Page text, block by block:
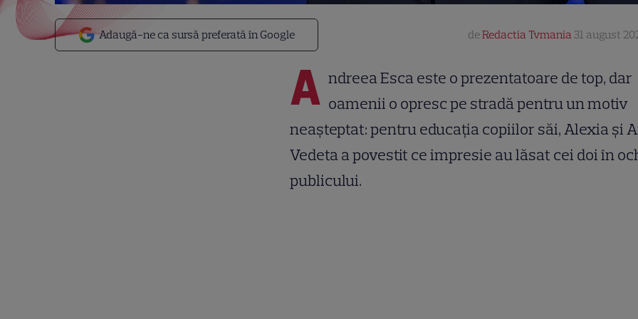
Adaugă-ne ca sursă preferată în Google deRedactia Tvmania 31 august
A ndreea Esca este o prezentatoare de top, dar
oamenii o opresc pe stradă pentru un motiv
neașteptat: pentru educația copiilor săi, Alexia și
Vedeta a povestit ce impresie au lăsat cei doi în
publicului.